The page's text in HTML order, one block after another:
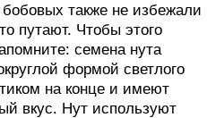
также не избежали
путают. Чтобы этого
семена нута
формой светлого
на конце и имеют
вкус. Нут используют